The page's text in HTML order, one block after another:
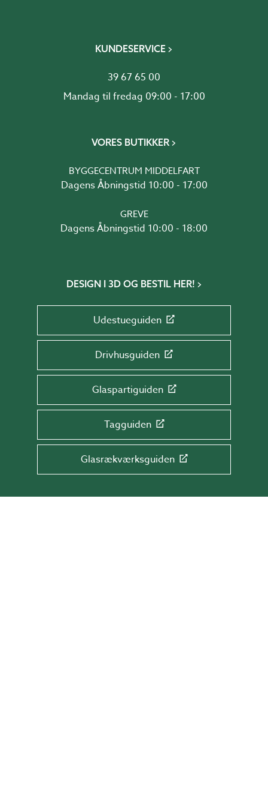
KUNDESERVICE
39 67 65 00
Mandag til fredag 09:00 - 17:00
VORES BUTIKKER
BYGGECENTRUM MIDDELFART
Dagens Åbningstid 10:00 - 17:00
GREVE
Dagens Åbningstid 10:00 - 18:00
DESIGN I 3D OG BESTIL HER!
Udestueguiden
Drivhusguiden
Glaspartiguiden
Tagguiden
Glasrækværksguiden